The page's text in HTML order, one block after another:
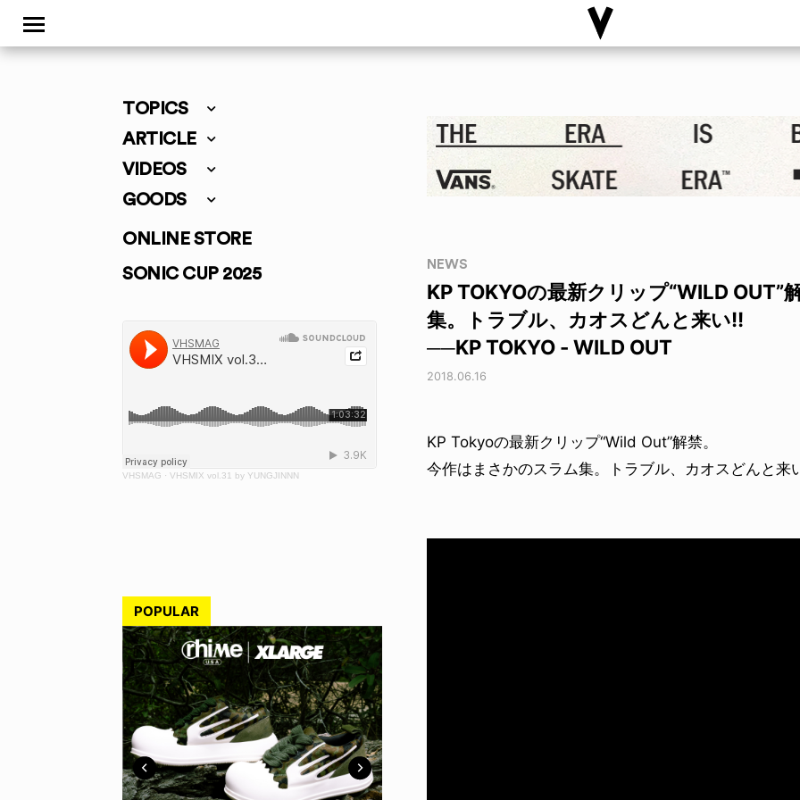
TOPICS
ARTICLE
VIDEOS
GOODS
ONLINE STORE
SONIC CUP 2025
VHSMAG · VHSMIX vol.31 by YUNGJINNN
POPULAR
NEWS
KP TOKYOの最新クリップ“WILD OUT”
集。トラブル、カオスどんと来い!!
──KP TOKYO - WILD OUT
2018.06.16
KP Tokyoの最新クリップ“Wild Out”解禁。
今作はまさかのスラム集。トラブル、カオスどんと来